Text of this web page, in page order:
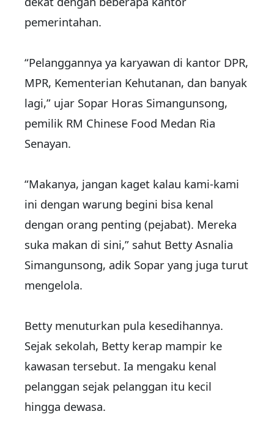
pemerintahan.
“Pelanggannya ya karyawan di kantor DPR,
MPR, Kementerian Kehutanan, dan banyak
lagi,” ujar Sopar Horas Simangunsong,
pemilik RM Chinese Food Medan Ria
Senayan.
“Makanya, jangan kaget kalau kami-kami
ini dengan warung begini bisa kenal
dengan orang penting (pejabat). Mereka
suka makan di sini,” sahut Betty Asnalia
Simangunsong, adik Sopar yang juga turut
mengelola.
Betty menuturkan pula kesedihannya.
Sejak sekolah, Betty kerap mampir ke
kawasan tersebut. Ia mengaku kenal
pelanggan sejak pelanggan itu kecil
hingga dewasa.